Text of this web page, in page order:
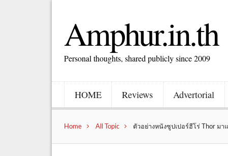
Amphur.in.th
Personal thoughts, shared publicly since 2009
HOME Reviews Advertorial
Home All Topic ตัวอย่างหนังซูปเปอร์ฮีโร่ Thor มา